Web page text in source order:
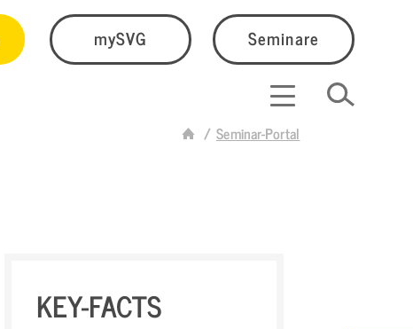
mySVG Seminare
Seminar-Portal
KEY-FACTS